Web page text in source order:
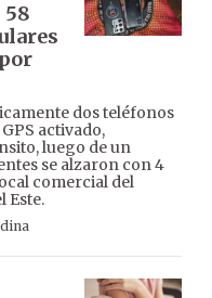
58
dos teléfonos
activado,
luego de un
se alzaron con 4
comercial del
Este.